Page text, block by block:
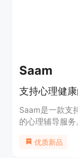
Saam
支持心理健
Saam是一款支
的心理辅导服
重用户隐私和
优质新品